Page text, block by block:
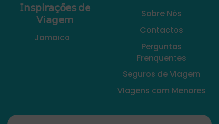
𝖨𝗇𝗌𝗉𝗂𝗋𝖺𝖼̧𝗈̃𝖾𝗌 𝖽𝖾
𝖵𝗂𝖺𝗀𝖾𝗆
Jamaica
Sobre Nós
Contactos
Perguntas
Frenquentes
Seguros de Viagem
Viagens com Menores